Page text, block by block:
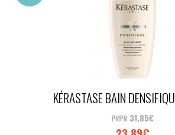
KÉRASTASE BAIN
31,85€